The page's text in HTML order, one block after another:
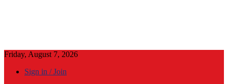
Friday, August 7, 2026
Sign in / Join